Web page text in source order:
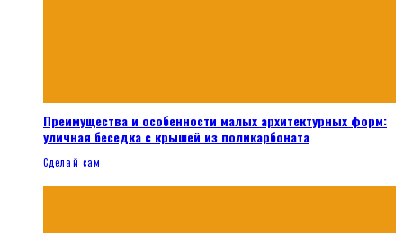
Преимущества и особенности малых архитектурных форм:
уличная беседка с крышей из поликарбоната
Сделай сам